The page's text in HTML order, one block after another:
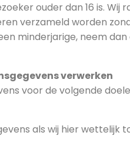
ouder dan 16 is.
verzameld worden
minderjarige, neem
verwerken
voor de volgende
als wij hier wettelijk